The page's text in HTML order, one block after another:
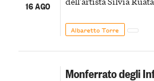
16 AGO
Albaretto Torre
Monferrato degli